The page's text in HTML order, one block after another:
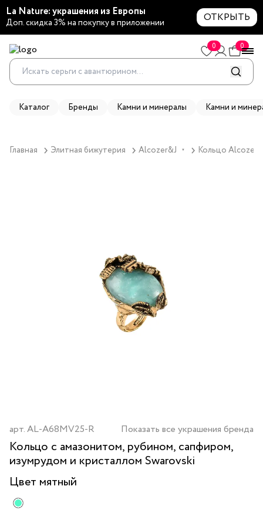
La Nature: украшения из Европы
Доп. скидка 3% на покупку в приложении ОТКРЫТЬ
0 0
Каталог Бренды Камни и минералы Камни и
Главная Элитная бижутерия Alcozer&J ▼ Кольцо
арт.AL-A68MV25-R Показать все украшения бренда
Кольцо с амазонитом, рубином, сапфиром,
изумрудом и кристаллом Swarovski
Цвет мятный